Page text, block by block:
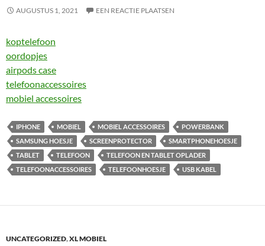
AUGUSTUS 1, 2021 EEN REACTIE PLAATSEN
koptelefoon
oordopjes
airpods case
telefoonaccessoires
mobiel accessoires
IPHONE MOBIEL MOBIEL ACCESSOIRES
POWERBANK
SAMSUNG HOESJE
SCREENPROTECTOR
SMARTPHONEHOESJE
TABLET
TELEFOON
TELEFOON EN TABLET OPLADER
TELEFOONACCESSOIRES
TELEFOONHOESJE USB KABEL
UNCATEGORIZED,XL MOBIEL